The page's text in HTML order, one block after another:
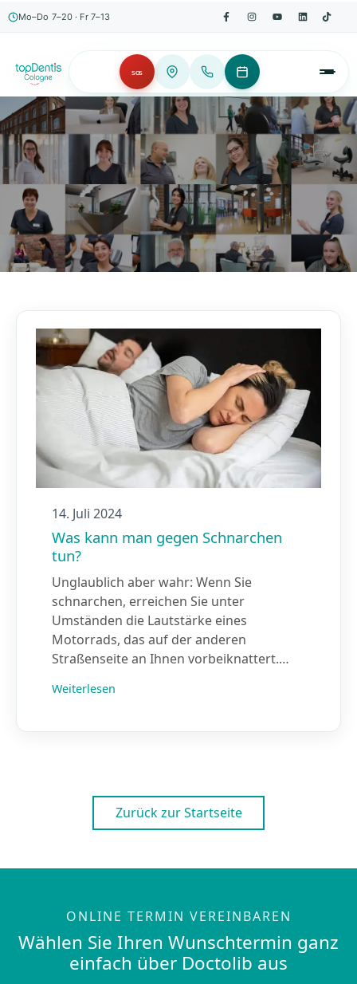
Mo–Do 7–20 · Fr 7–13
SOS
Unser Blog
14. Juli 2024
Was kann man gegen Schnarchen
tun?
Unglaublich aber wahr: Wenn Sie
schnarchen, erreichen Sie unter
Umständen die Lautstärke eines
Motorrads, das auf der anderen
Straßenseite an Ihnen vorbeiknattert.…
Weiterlesen
Zurück zur Startseite
ONLINE TERMIN VEREINBAREN
Wählen Sie Ihren Wunschtermin ganz
einfach über Doctolib aus